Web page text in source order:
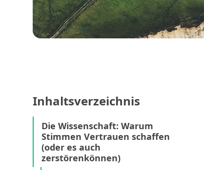
Inhaltsverzeichnis
Die Wissenschaft: Warum
Stimmen Vertrauen schaffen
(oder es auch
zerstörenkönnen)